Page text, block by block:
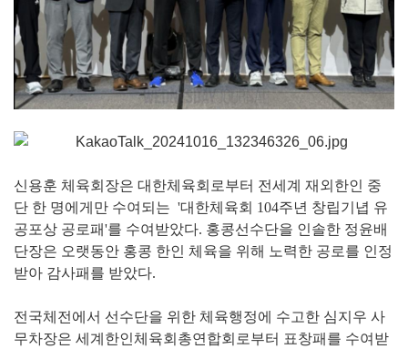
신용훈 체육회장은 대한체육회로부터 전세계 재외한인 중
단 한 명에게만 수여되는 '대한체육회 104주년 창립기녑 유
공포상 공로패'를 수여받았다. 홍콩선수단을 인솔한 정윤배
단장은 오랫동안 홍콩 한인 체육을 위해 노력한 공로를 인정
받아 감사패를 받았다.
전국체전에서 선수단을 위한 체육행정에 수고한 심지우 사
무차장은 세계한인체육회총연합회로부터 표창패를 수여받